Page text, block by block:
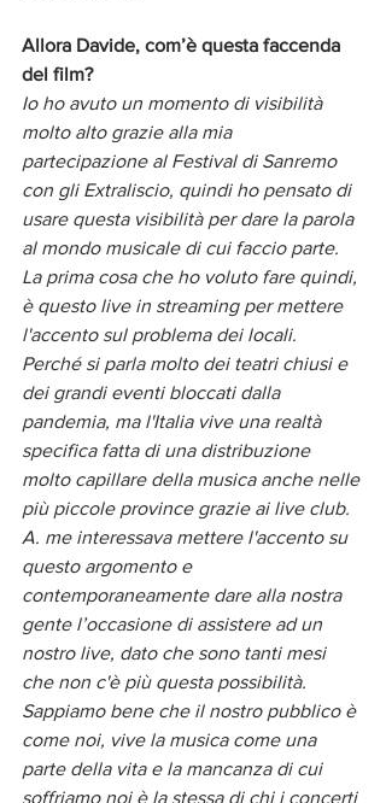
Allora Davide, com’è questa faccenda
del film?
Io ho avuto un momento di visibilità
molto alto grazie alla mia
partecipazione al Festival di Sanremo
con gli Extraliscio, quindi ho pensato di
usare questa visibilità per dare la parola
al mondo musicale di cui faccio parte.
La prima cosa che ho voluto fare quindi,
è questo live in streaming per mettere
l'accento sul problema dei locali.
Perché si parla molto dei teatri chiusi e
dei grandi eventi bloccati dalla
pandemia, ma l'Italia vive una realtà
specifica fatta di una distribuzione
molto capillare della musica anche nelle
più piccole province grazie ai live club.
A. me interessava mettere l'accento su
questo argomento e
contemporaneamente dare alla nostra
gente l’occasione di assistere ad un
nostro live, dato che sono tanti mesi
che non c'è più questa possibilità.
Sappiamo bene che il nostro pubblico è
come noi, vive la musica come una
parte della vita e la mancanza di cui
soffriamo noi è la stessa di chi i concerti